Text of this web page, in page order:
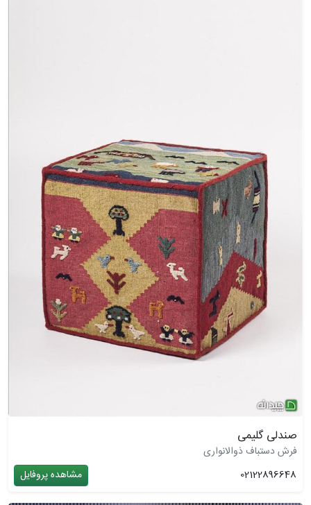
صندلی گلیمی
فرش دستباف ذوالانواری
02122896648
مشاهده پروفایل